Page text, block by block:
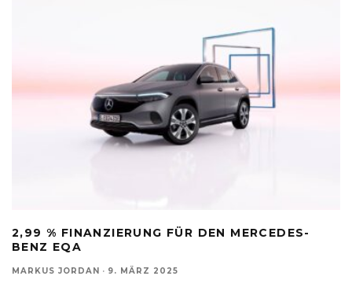
2,99 % FINANZIERUNG FÜR DEN MERCEDES-
BENZ EQA
MARKUS JORDAN · 9. MÄRZ 2025